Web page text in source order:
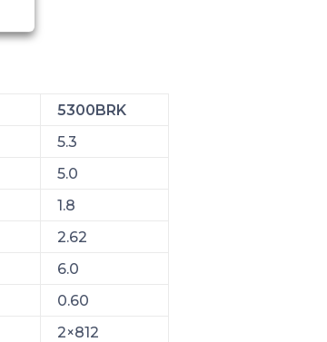
5300BRK
5.3
5.0
1.8
2.62
6.0
0.60
2×812